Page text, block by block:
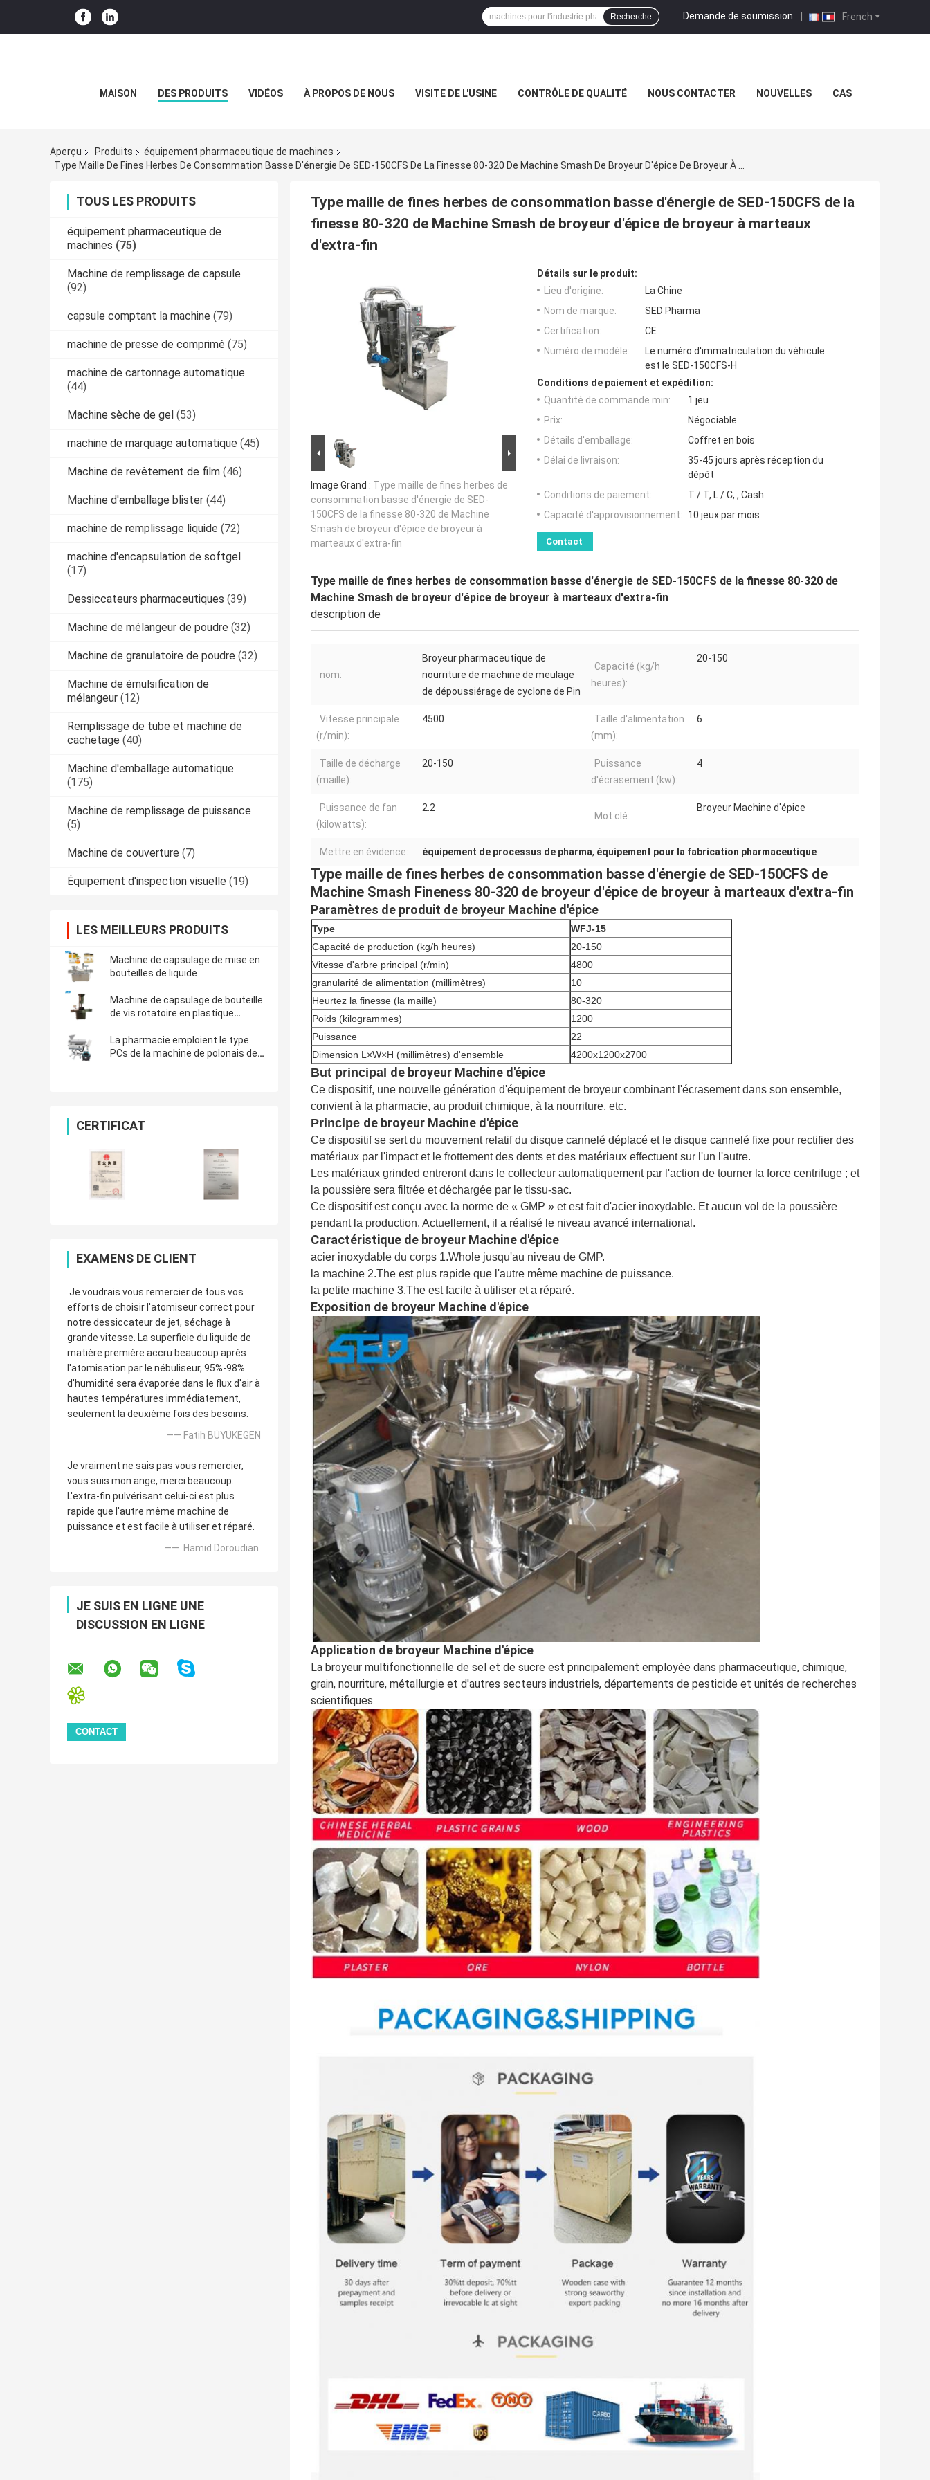
French
Demande de soumission |
Recherche
MAISON DES PRODUITS VIDÉOS À PROPOS DE NOUS VISITE DE L'USINE CONTRÔLE DE QUALITÉ NOUS CONTACTER NOUVELLES CAS
Aperçu Produits
équipement pharmaceutique de machines
TOUS LES PRODUITS
équipement pharmaceutique de
machines (75)
Machine de remplissage de capsule
(92)
capsule comptant la machine (79)
machine de presse de comprimé (75)
machine de cartonnage automatique
(44)
Machine sèche de gel (53)
machine de marquage automatique (45)
Machine de revêtement de film (46)
Machine d'emballage blister (44)
machine de remplissage liquide (72)
machine d'encapsulation de softgel
(17)
Dessiccateurs pharmaceutiques (39)
Machine de mélangeur de poudre (32)
Machine de granulatoire de poudre (32)
Machine de émulsification de
mélangeur (12)
Remplissage de tube et machine de
cachetage (40)
Machine d'emballage automatique
(175)
Machine de remplissage de puissance
(5)
Machine de couverture (7)
Équipement d'inspection visuelle (19)
LES MEILLEURS PRODUITS
Machine de capsulage de mise en
bouteilles de liquide
Machine de capsulage de bouteille
de vis rotatoire en plastique
La pharmacie emploient le type
PCs de la machine de polonais de
CERTIFICAT
EXAMENS DE CLIENT
Je voudrais vous remercier de tous vos
efforts de choisir l'atomiseur correct pour
notre dessiccateur de jet, séchage à
grande vitesse. La superficie du liquide de
matière première accru beaucoup après
l'atomisation par le nébuliseur, 95%-98%
d'humidité sera évaporée dans le flux d'air à
hautes températures immédiatement,
seulement la deuxième fois des besoins.
—— Fatih BÜYÜKEGEN
Je vraiment ne sais pas vous remercier,
vous suis mon ange, merci beaucoup.
L'extra-fin pulvérisant celui-ci est plus
rapide que l'autre même machine de
puissance et est facile à utiliser et réparé.
—— Hamid Doroudian
JE SUIS EN LIGNE UNE
DISCUSSION EN LIGNE
Type maille de fines herbes de consommation basse d'énergie de SED-150CFS de la
finesse 80-320 de Machine Smash de broyeur d'épice de broyeur à marteaux
d'extra-fin
Image Grand : Type maille de fines herbes de
consommation basse d'énergie de SED-
150CFS de la finesse 80-320 de Machine
Smash de broyeur d'épice de broyeur à
marteaux d'extra-fin
Détails sur le produit:
Lieu d'origine:
La Chine
Nom de marque:
SED Pharma
Certification:
CE
Numéro de modèle:
Le numéro d'immatriculation du véhicule
est le SED-150CFS-H
Conditions de paiement et expédition:
Quantité de commande min:
1 jeu
Prix:
Négociable
Détails d'emballage:
Coffret en bois
Délai de livraison:
35-45 jours après réception du
dépôt
Conditions de paiement:
T / T, L / C, , Cash
Capacité d'approvisionnement:
10 jeux par mois
Contact
Type maille de fines herbes de consommation basse d'énergie de SED-150CFS de la finesse 80-320 de
Machine Smash de broyeur d'épice de broyeur à marteaux d'extra-fin
description de
nom:
Broyeur pharmaceutique de
nourriture de machine de meulage
de dépoussiérage de cyclone de Pin
Capacité (kg/h
heures):
20-150
Vitesse principale
(r/min):
4500
Taille d'alimentation
(mm):
6
Taille de décharge
(maille):
20-150
Puissance
d'écrasement (kw):
4
Puissance de fan
(kilowatts):
2.2
Mot clé:
Broyeur Machine d'épice
Mettre en évidence: équipement de processus de pharma, équipement pour la fabrication pharmaceutique
Type maille de fines herbes de consommation basse d'énergie de SED-150CFS de
Machine Smash Fineness 80-320 de broyeur d'épice de broyeur à marteaux d'extra-fin
Paramètres de produit de broyeur Machine d'épice
Type
WFJ-15
Capacité de production (kg/h heures)
20-150
Vitesse d'arbre principal (r/min)
4800
granularité de alimentation (millimètres)
10
Heurtez la finesse (la maille)
80-320
Poids (kilogrammes)
1200
Puissance
22
Dimension L×W×H (millimètres) d'ensemble
4200x1200x2700
But principal de broyeur Machine d'épice
Ce dispositif, une nouvelle génération d'équipement de broyeur combinant l'écrasement dans son ensemble,
convient à la pharmacie, au produit chimique, à la nourriture, etc.
Principe de broyeur Machine d'épice
Ce dispositif se sert du mouvement relatif du disque cannelé déplacé et le disque cannelé fixe pour rectifier des
matériaux par l'impact et le frottement des dents et des matériaux effectuent sur l'un l'autre.
Les matériaux grinded entreront dans le collecteur automatiquement par l'action de tourner la force centrifuge ; et
la poussière sera filtrée et déchargée par le tissu-sac.
Ce dispositif est conçu avec la norme de « GMP » et est fait d'acier inoxydable. Et aucun vol de la poussière
pendant la production. Actuellement, il a réalisé le niveau avancé international.
Caractéristique de broyeur Machine d'épice
acier inoxydable du corps 1.Whole jusqu'au niveau de GMP.
la machine 2.The est plus rapide que l'autre même machine de puissance.
la petite machine 3.The est facile à utiliser et a réparé.
Exposition de broyeur Machine d'épice
Application de broyeur Machine d'épice
La broyeur multifonctionnelle de sel et de sucre est principalement employée dans pharmaceutique, chimique,
grain, nourriture, métallurgie et d'autres secteurs industriels, départements de pesticide et unités de recherches
scientifiques.